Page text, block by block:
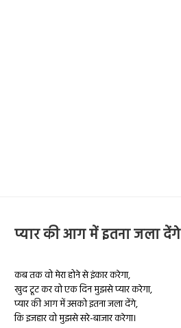
प्यार की आग में इतना जला देंगे
कब तक वो मेरा होने से इंकार करेगा,
खुद टूट कर वो एक दिन मुझसेप्यारकरेगा,
प्यारकी आग में उसको इतना जला देंगे,
कि इजहार वो मुझसे सरे-बाजार करेगा।